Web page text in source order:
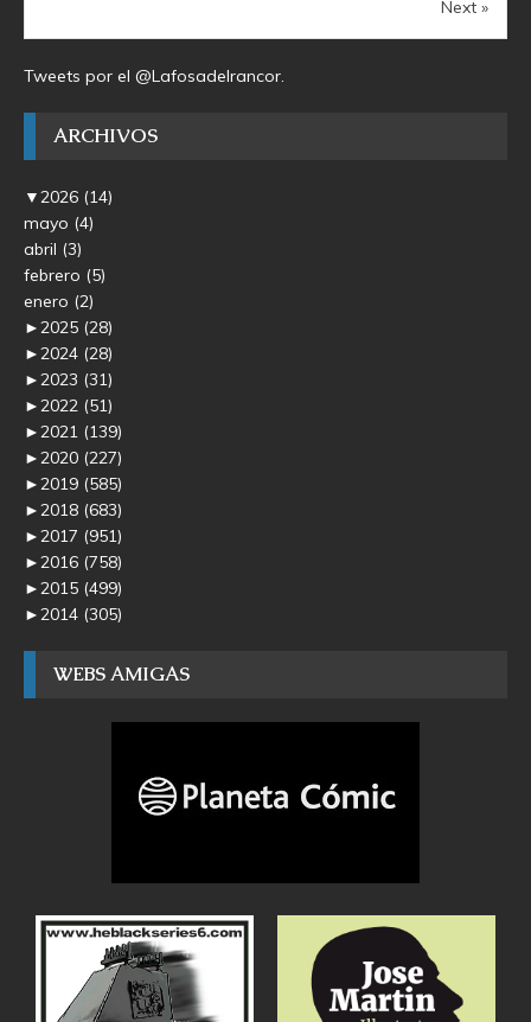
Next »
Tweets por el @Lafosadelrancor.
ARCHIVOS
▼2026 (14)
mayo (4)
abril (3)
febrero (5)
enero (2)
►2025 (28)
►2024 (28)
►2023 (31)
►2022 (51)
►2021 (139)
►2020 (227)
►2019 (585)
►2018 (683)
►2017 (951)
►2016 (758)
►2015 (499)
►2014 (305)
WEBS AMIGAS